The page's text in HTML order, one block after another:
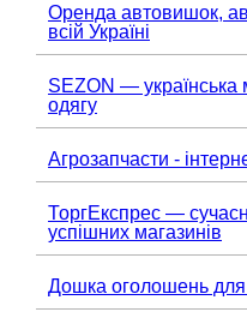
Оренда автовишок,
всій Україні
SEZON — українська
одягу
Агрозапчасти -
ТоргЕкспрес —
успішних магазинів
Дошка оголошень для